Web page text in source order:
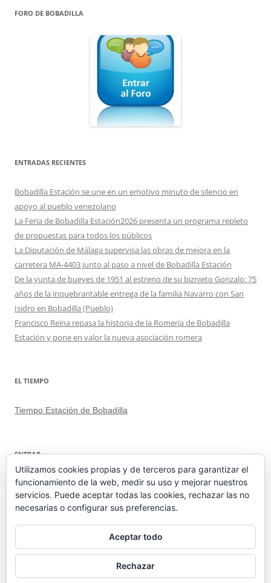
FORO DE BOBADILLA
ENTRADAS RECIENTES
Bobadilla Estación se une en un emotivo minuto de silencio en
apoyo al pueblo venezolano
La Feria de Bobadilla Estación2026 presenta un programa repleto
de propuestas para todos los públicos
La Diputación de Málaga supervisa las obras de mejora en la
carretera MA-4403 junto al paso a nivel de Bobadilla Estación
De la yunta de bueyes de 1951 al estreno de su biznieto Gonzalo: 75
años de la inquebrantable entrega de la familia Navarro con San
Isidro en Bobadilla (Pueblo)
Francisco Reina repasa la historia de la Romería de Bobadilla
Estación y pone en valor la nueva asociación romera
EL TIEMPO
Tiempo Estación de Bobadilla
ENTRAR
Acceder
Feed de entradas
Feed de comentarios
WordPress.org
Utilizamos cookies propias y de terceros para garantizar el
funcionamiento de la web, medir su uso y mejorar nuestros
servicios. Puede aceptar todas las cookies, rechazar las no
necesarias o configurar sus preferencias.
Aceptar todo
Rechazar